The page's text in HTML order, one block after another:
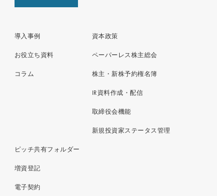
導入事例
お役立ち資料
コラム
資本政策
ペーパーレス株主総会
株主・新株予約権名簿
IR資料作成・配信
取締役会機能
新規投資家ステータス管理
ピッチ共有フォルダー
増資登記
電子契約